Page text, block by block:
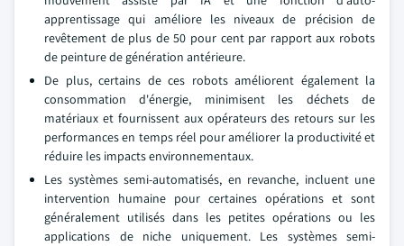
apprentissage qui améliore les niveaux de précision de
revêtement de plus de 50 pour cent par rapport aux robots
de peinture de génération antérieure.
De plus, certains de ces robots améliorent également la
consommation d'énergie, minimisent les déchets de
matériaux et fournissent aux opérateurs des retours sur les
performances en temps réel pour améliorer la productivité et
réduire les impacts environnementaux.
Les systèmes semi-automatisés, en revanche, incluent une
intervention humaine pour certaines opérations et sont
généralement utilisés dans les petites opérations ou les
applications de niche uniquement. Les systèmes semi-